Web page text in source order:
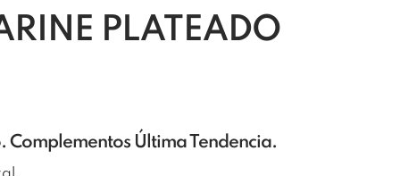
PLATEADO
Última Tendencia.